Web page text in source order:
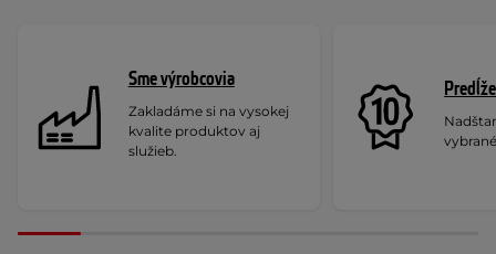
Sme výrobcovia
Zakladáme si na vysokej
kvalite produktov aj
služieb.